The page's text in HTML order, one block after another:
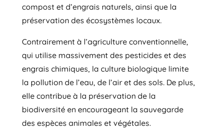
compost et d’engrais naturels, ainsi que la
préservation des écosystèmes locaux.
Contrairement à l’agriculture conventionnelle,
qui utilise massivement des pesticides et des
engrais chimiques, la culture biologique limite
la pollution de l’eau, de l’air et des sols. De plus,
elle contribue à la préservation de la
biodiversité en encourageant la sauvegarde
des espèces animales et végétales.